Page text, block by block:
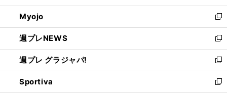
開
く
ウ
で
開
く
ン
ド
ウ
で
開
く
ウ
ィ
ン
ド
ウ
で
開
く
Myojo
新
し
い
ウ
ィ
ン
ド
ウ
週プレNEWS
新
し
い
ウ
ィ
週プレ グラジャパ!
新
し
い
Sportiva
新